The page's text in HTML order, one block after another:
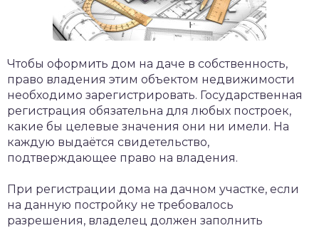
Чтобы оформить дом на даче в собственность,
право владения этим объектом недвижимости
необходимо зарегистрировать. Государственная
регистрация обязательна для любых построек,
какие бы целевые значения они ни имели. На
каждую выдаётся свидетельство,
подтверждающее право на владения.
При регистрации дома на дачном участке, если
на данную постройку не требовалось
разрешения, владелец должен заполнить